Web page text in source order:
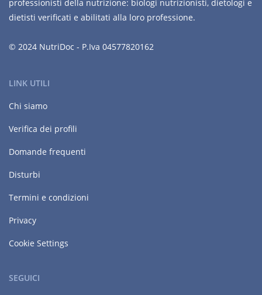
professionisti della nutrizione: biologi nutrizionisti, dietologi e
dietisti verificati e abilitati alla loro professione.
© 2024 NutriDoc - P.Iva 04577820162
LINK UTILI
Chi siamo
Verifica dei profili
Domande frequenti
Disturbi
Termini e condizioni
Privacy
Cookie Settings
SEGUICI